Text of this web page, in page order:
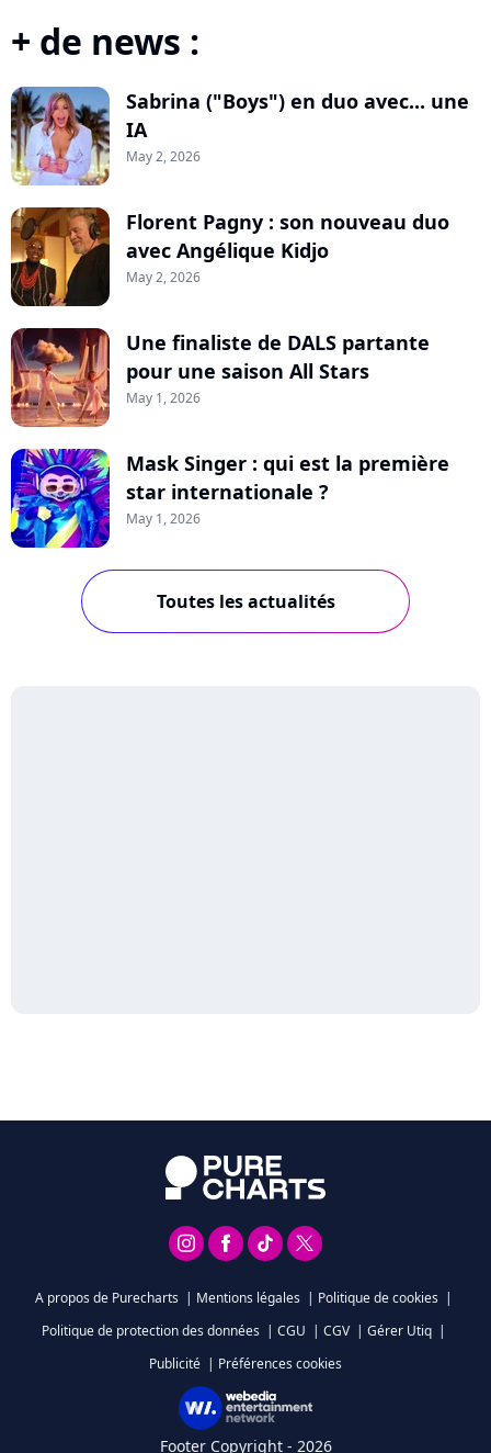
+ de news :
Sabrina ("Boys") en duo avec... une
IA
May 2, 2026
Florent Pagny : son nouveau duo
avec Angélique Kidjo
May 2, 2026
Une finaliste de DALS partante
pour une saison All Stars
May 1, 2026
Mask Singer : qui est la première
star internationale ?
May 1, 2026
Toutes les actualités
A propos de Purecharts | Mentions légales | Politique de cookies |
Politique de protection des données | CGU | CGV | Gérer Utiq |
Publicité | Préférences cookies
Footer Copyright - 2026